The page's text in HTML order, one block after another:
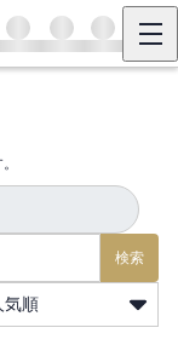
検索
気順